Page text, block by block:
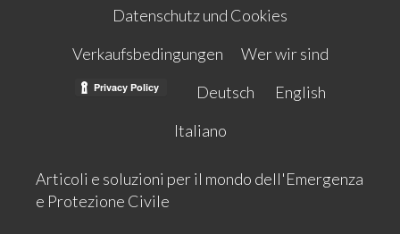
Datenschutz und Cookies
Verkaufsbedingungen
Wer wir sind
Deutsch
English
Italiano
Articoli e soluzioni per il mondo dell'Emergenza
e Protezione Civile